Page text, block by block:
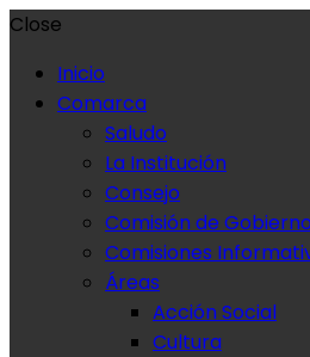
Close
Inicio
Comarca
Saludo
La Institución
Consejo
Comisión de Gobierno
Comisiones
Áreas
Acción Social
Cultura